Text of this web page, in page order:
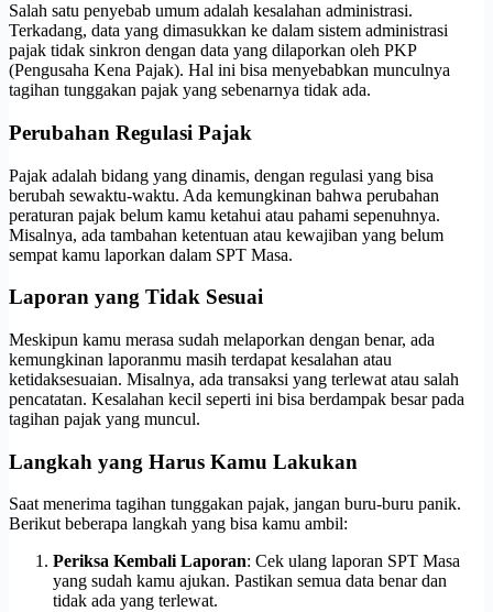
Salah satu penyebab umum adalah kesalahan administrasi.
Terkadang, data yang dimasukkan ke dalam sistem administrasi
pajak tidak sinkron dengan data yang dilaporkan oleh PKP
(Pengusaha Kena Pajak). Hal ini bisa menyebabkan munculnya
tagihan tunggakan pajak yang sebenarnya tidak ada.
Perubahan Regulasi Pajak
Pajak adalah bidang yang dinamis, dengan regulasi yang bisa
berubah sewaktu-waktu. Ada kemungkinan bahwa perubahan
peraturan pajak belum kamu ketahui atau pahami sepenuhnya.
Misalnya, ada tambahan ketentuan atau kewajiban yang belum
sempat kamu laporkan dalam SPT Masa.
Laporan yang Tidak Sesuai
Meskipun kamu merasa sudah melaporkan dengan benar, ada
kemungkinan laporanmu masih terdapat kesalahan atau
ketidaksesuaian. Misalnya, ada transaksi yang terlewat atau salah
pencatatan. Kesalahan kecil seperti ini bisa berdampak besar pada
tagihan pajak yang muncul.
Langkah yang Harus Kamu Lakukan
Saat menerima tagihan tunggakan pajak, jangan buru-buru panik.
Berikut beberapa langkah yang bisa kamu ambil:
Periksa Kembali Laporan: Cek ulang laporan SPT Masa
yang sudah kamu ajukan. Pastikan semua data benar dan
tidak ada yang terlewat.